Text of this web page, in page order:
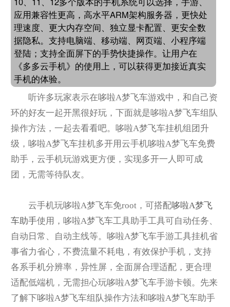
应用兼容性更高，高水平ARM架构服务器，更快处
理速度、更大内存空间、独立显卡配置、更安全数
据隐私。支持电脑端、移动端、网页端、小程序端
登陆；支持全面屏下的手势快捷操作。让用户在
《多多云手机》的使用上，可以获得更加接近真实
手机的体验。
听许多玩家表示在哆啦A梦飞车游戏中，和自己资
环的好友一起开黑很好玩，下面就是哆啦A梦飞车组队
操作方法，一起去看看吧。哆啦A梦飞车挂机组团升
级，哆啦A梦飞车挂机多开用云手机哆啦A梦飞车免费
助手，云手机玩游戏更方便，实现多开一人即可成
团，无需等待队友。
云手机玩哆啦A梦飞车免root，可搭配哆啦A梦飞
车助手使用，哆啦A梦飞车工具助手工具可自动任务、
自动日常、自动主线等。哆啦A梦飞车手游工具挂机省
事省力省心，不费流量不耗电，有效保护手机，支持
各系手机分辨率，异性屏，全面屏合理适配，更合理
适配低端机，无需担心玩哆啦A梦飞车手游卡顿。先来
了解下哆啦A梦飞车组队操作方法和哆啦A梦飞车助手